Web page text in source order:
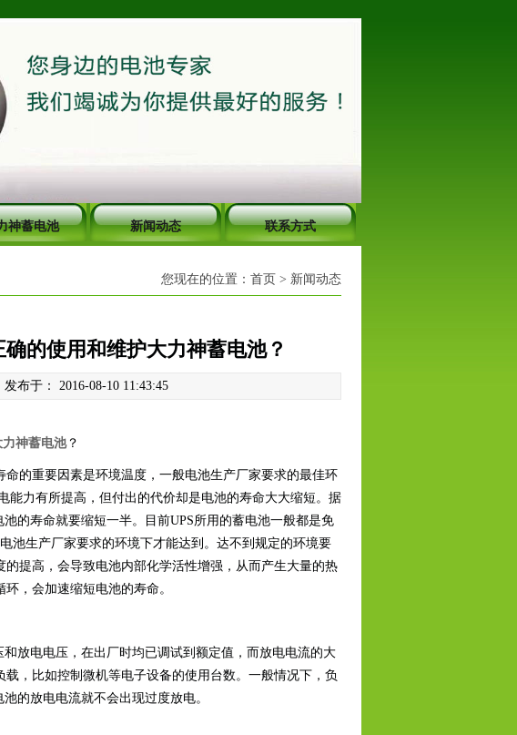
神蓄电池 新闻动态 联系方式
您现在的位置： 首页 > 新闻动态
的使用和维护大力神蓄电池？
布于： 2016-08-10 11:43:45
力神蓄电池？
的重要因素是环境温度，一般电池生产厂家要求的最佳环
力有所提高，但付出的代价却是电池的寿命大大缩短。据
的寿命就要缩短一半。目前UPS所用的蓄电池一般都是免
池生产厂家要求的环境下才能达到。达不到规定的环境要
提高，会导致电池内部化学活性增强，从而产生大量的热
，会加速缩短电池的寿命。
电电压，在出厂时均已调试到额定值，而放电电流的大
，比如控制微机等电子设备的使用台数。一般情况下，负
的放电电流就不会出现过度放电。